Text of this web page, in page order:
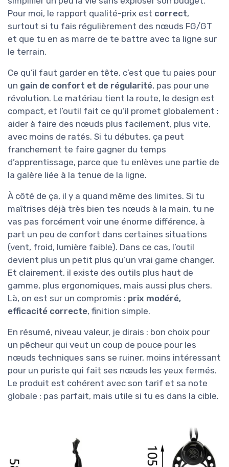
Pour moi, le rapport qualité-prix est correct,
surtout si tu fais régulièrement des nœuds FG/GT
et que tu en as marre de te battre avec ta ligne sur
le terrain.
Ce qu’il faut garder en tête, c’est que tu paies pour
un gain de confort et de régularité, pas pour une
révolution. Le matériau tient la route, le design est
compact, et l’outil fait ce qu’il promet globalement :
aider à faire des nœuds plus facilement, plus vite,
avec moins de ratés. Si tu débutes, ça peut
franchement te faire gagner du temps
d’apprentissage, parce que tu enlèves une partie de
la galère liée à la tenue de la ligne.
À côté de ça, il y a quand même des limites. Si tu
maîtrises déjà très bien tes nœuds à la main, tu ne
vas pas forcément voir une énorme différence, à
part un peu de confort dans certaines situations
(vent, froid, lumière faible). Dans ce cas, l’outil
devient plus un petit plus qu’un vrai game changer.
Et clairement, il existe des outils plus haut de
gamme, plus ergonomiques, mais aussi plus chers.
Là, on est sur un compromis : prix modéré,
efficacité correcte, finition simple.
En résumé, niveau valeur, je dirais : bon choix pour
un pêcheur qui veut un coup de pouce pour les
nœuds techniques sans se ruiner, moins intéressant
pour un puriste qui fait ses nœuds les yeux fermés.
Le produit est cohérent avec son tarif et sa note
globale : pas parfait, mais utile si tu es dans la cible.